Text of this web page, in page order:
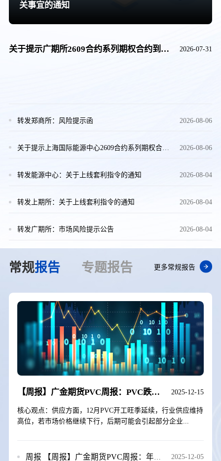
关事宜的通知
关于提示广期所2609合约系列期权合约到期日相关事项的通知 2026-07-31
2026-08-06
转发郑商所：风险提示函
2026-08-06
关于提示上海国际能源中心2609合约系列期权合约到期日相关事宜的通知
2026-08-04
转发能源中心：关于上线套利指令的通知
2026-08-04
转发上期所：关于上线套利指令的通知
2026-08-04
转发广期所：市场风险提示公告
常规报告 更多常规报告
专题报告
【周报】广金期货PVC周报：PVC跌跌不休，期价创再历史新低 20251212
核心观点：供应方面，12月PVC开工旺季延续，行业供应维持
高位，若市场价格继续下行，后期可能会引起部分企业...
2025-12-15
2025-12-05
周报 【周报】广金期货PVC周报：年底预期不佳，PVC再创新低 20251205